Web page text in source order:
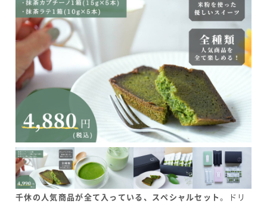
千休の人気商品が全て入っている、スペシャルセット。ドリ